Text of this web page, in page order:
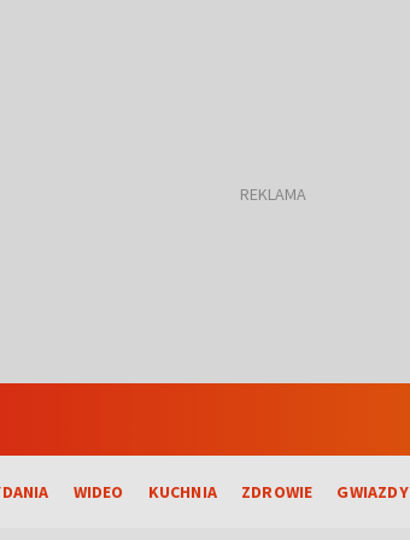
WIDEO KUCHNIA ZDROWIE GWIAZDY